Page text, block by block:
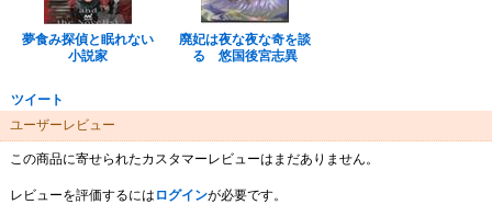
夢食み探偵と眠れない
小説家
廃妃は夜な夜な奇を談
る 悠国後宮志異
ツイート
ユーザーレビュー
この商品に寄せられたカスタマーレビューはまだありません。
レビューを評価するには ログインが必要です。